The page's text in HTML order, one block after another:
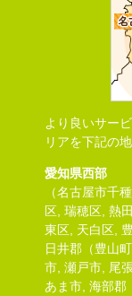
より良いサー
リアを下記の
愛知県西部
（名古屋市千
区, 瑞穂区, 熱
東区, 天白区,
日井郡（豊山
市, 瀬戸市, 尾
あま市, 海部郡